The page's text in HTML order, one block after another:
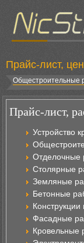
Прайс-лист,
Общестроительные
Прайс-лист,
Устройство
Отделочные
Столярные
Земляные
Бетонные
Конструкции
Фасадные
Кровельные